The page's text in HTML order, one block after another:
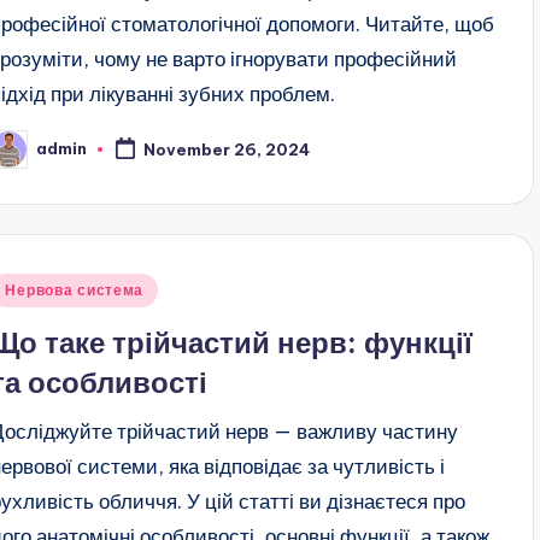
стоматологічної допомоги. Читайте, щоб
чому не варто ігнорувати професійний
при лікуванні зубних проблем.
admin November 26, 2024
Нервова система
таке трійчастий нерв: функції
особливості
трійчастий нерв — важливу частину
системи, яка відповідає за чутливість і
обличчя. У цій статті ви дізнаєтеся про